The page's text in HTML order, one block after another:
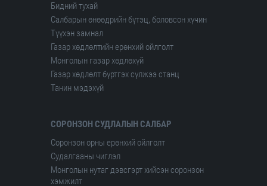
Бидний тухай
Салбарын өнөөдрийн бүтэц, боловсон хүчин
Түүхэн замнал
Газар хөдлөлтийн ерөнхий ойлголт
Монголын газар хөдлөхүй
Газар хөдлөлт бүртгэх сүлжээ станц
Танин мэдэхүй
СОРОНЗОН СУДЛАЛЫН САЛБАР
Соронзон орны ерөнхий ойлголт
Судалгааны чиглэл
Монголын нутаг дэвсгэрт хийсэн соронзон
хэмжилт